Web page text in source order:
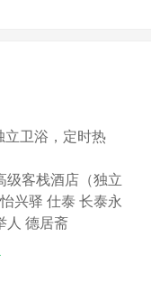
立卫浴，定时热
级客栈酒店（独立
兴驿 仕泰 长泰永
人 德居斋